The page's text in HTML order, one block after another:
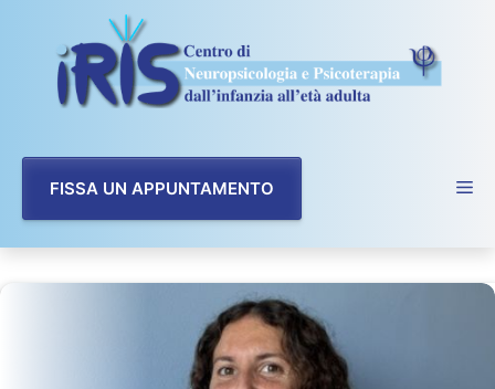
contenuto
FISSA UN APPUNTAMENTO